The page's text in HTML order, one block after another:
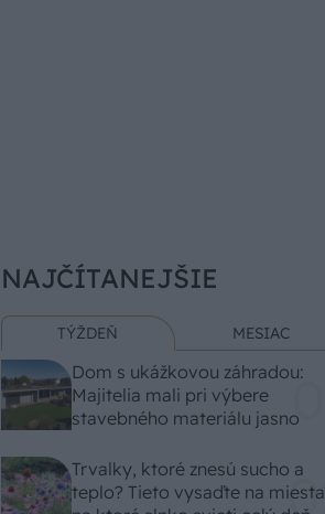
NAJČÍTANEJŠIE
TÝŽDEŇ MESIAC
Dom s ukážkovou záhradou:
Majitelia mali pri výbere
stavebného materiálu jasno
Trvalky, ktoré znesú sucho a
teplo? Tieto vysaďte na miesta,